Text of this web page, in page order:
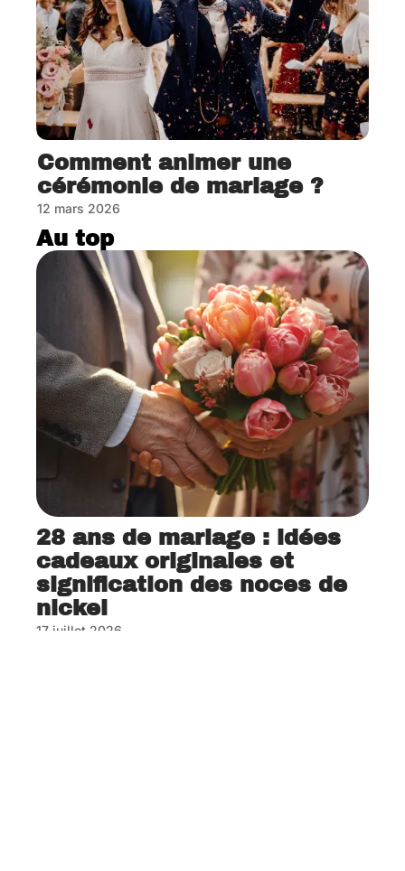
Comment animer une
cérémonie de mariage ?
12 mars 2026
Au top
28 ans de mariage : idées
cadeaux originales et
signification des noces de
nickel
17 juillet 2026